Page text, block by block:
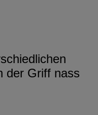
der Griff nass